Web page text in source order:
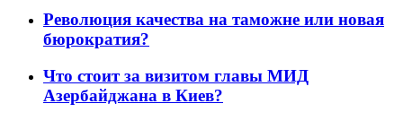
Революция качества на таможне или новая
бюрократия?
Что стоит за визитом главы МИД
Азербайджана в Киев?